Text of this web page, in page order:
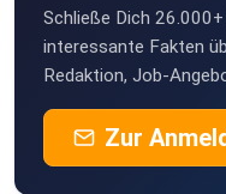
Schließe Dich
interessante Fakten
Redaktion, Job-
Zur